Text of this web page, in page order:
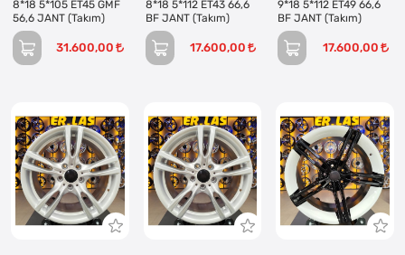
8*18 5*105 ET45 GMF
56,6 JANT (Takım)
31.600,00
8*18 5*112 ET43 66,6
BF JANT (Takım)
17.600,00
9*18 5*112 ET49 66,6
BF JANT (Takım)
17.600,00